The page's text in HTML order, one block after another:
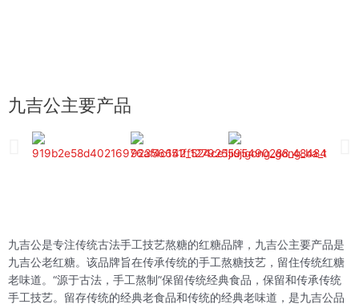
九吉公主要产品
九吉公是专注传统古法手工技艺熬糖的红糖品牌，九吉公主要产品是
九吉公老红糖。该品牌旨在传承传统的手工熬糖技艺，留住传统红糖
老味道。“源于古法，手工熬制”保留传统经典食品，保留和传承传统
手工技艺。留存传统的经典老食品和传统的经典老味道，是九吉公品